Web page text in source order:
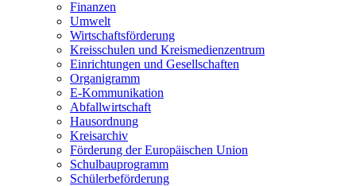
Finanzen
Umwelt
Wirtschaftsförderung
Kreisschulen und Kreismedienzentrum
Einrichtungen und Gesellschaften
Organigramm
E-Kommunikation
Abfallwirtschaft
Hausordnung
Kreisarchiv
Förderung der Europäischen Union
Schulbauprogramm
Schülerbeförderung